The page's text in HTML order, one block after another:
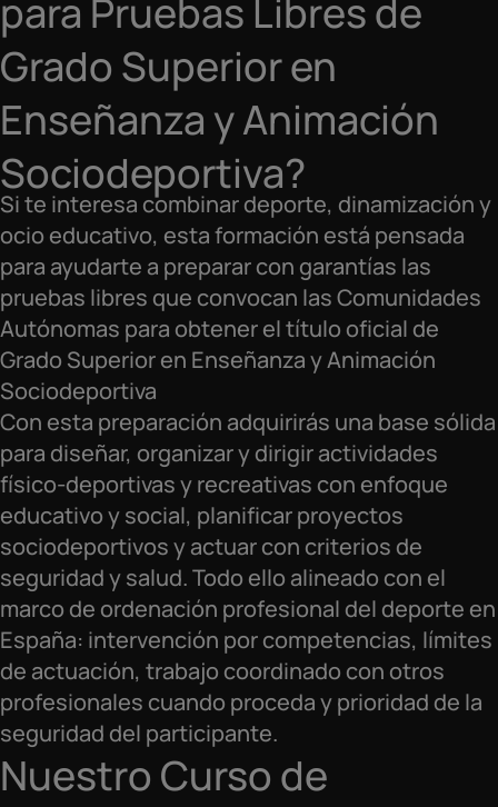
para Pruebas Libres de
Grado Superior en
Enseñanza y Animación
Sociodeportiva?
Si te interesa combinar deporte, dinamización y
ocio educativo, esta formación está pensada
para ayudarte a preparar con garantías las
pruebas libres que convocan las Comunidades
Autónomas para obtener el título oficial de
Grado Superior en Enseñanza y Animación
Sociodeportiva
Con esta preparación adquirirás una base sólida
para diseñar, organizar y dirigir actividades
físico-deportivas y recreativas con enfoque
educativo y social, planificar proyectos
sociodeportivos y actuar con criterios de
seguridad y salud. Todo ello alineado con el
marco de ordenación profesional del deporte en
España: intervención por competencias, límites
de actuación, trabajo coordinado con otros
profesionales cuando proceda y prioridad de la
seguridad del participante.
Nuestro Curso de